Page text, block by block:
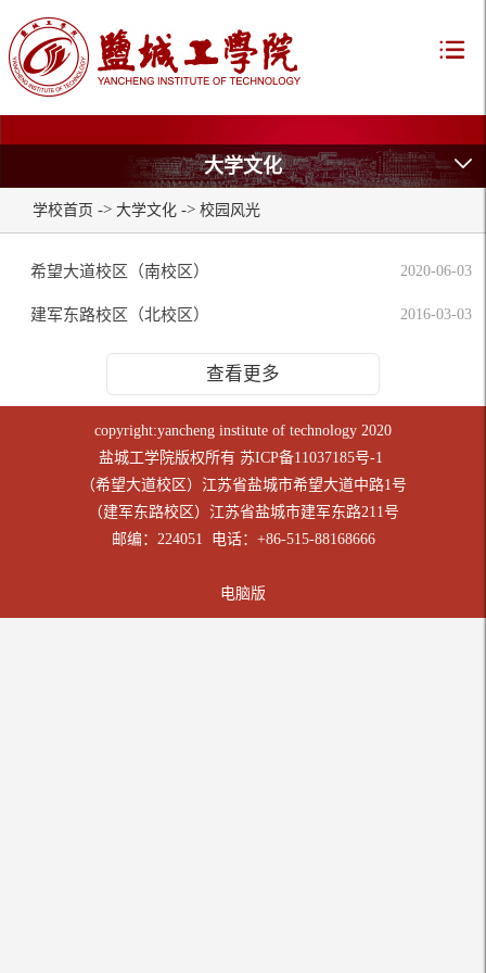
大学文化
学校首页 -> 大学文化 -> 校园风光
希望大道校区（南校区） 2020-06-03
建军东路校区（北校区） 2016-03-03
查看更多
copyright:yancheng institute of technology 2020
盐城工学院版权所有 苏ICP备11037185号-1
（希望大道校区）江苏省盐城市希望大道中路1号
（建军东路校区）江苏省盐城市建军东路211号
邮编：224051 电话：+86-515-88168666
电脑版